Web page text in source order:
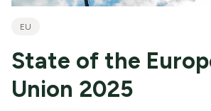
EU
State of the
Union 2025